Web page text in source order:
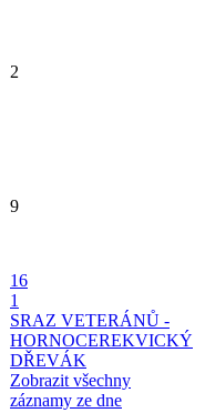
2
9
16
1
SRAZ VETERÁNŮ -
HORNOCEREKVICKÝ
DŘEVÁK
Zobrazit všechny
záznamy ze dne